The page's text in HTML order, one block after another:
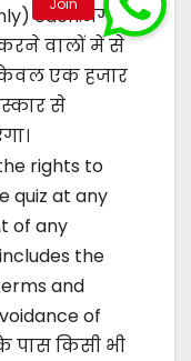
each.अगले
करने वालों में से
(केवल एक हजार
से
rights to
quiz at any
of any
the
and
of
पास किसी भी